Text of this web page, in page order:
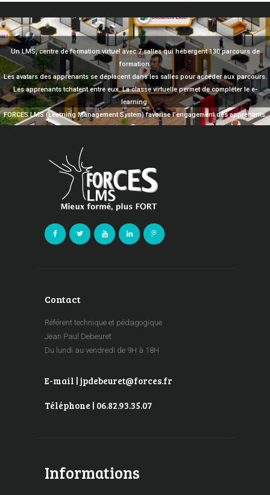
Un LMS, centre de formation virtuel avec 7 salles qui hébergent 130 parcours de
formation.
Les avatars des apprenants se déplacent dans les salles pour accéder aux parcours.
Les apprenants tchatent entre eux. La classe virtuelle permet de compléter le e-
learning.
FORCES LMS (Learning Management System) favorise l’engagement des apprenants.
Contact
Référent technique et pédagogique
Jean Paul Debeuret
Du lundi au vendredi de 9H à 18H
E-mail | jpdebeuret@forces.fr
Téléphone | 06.82.93.35.07
Informations